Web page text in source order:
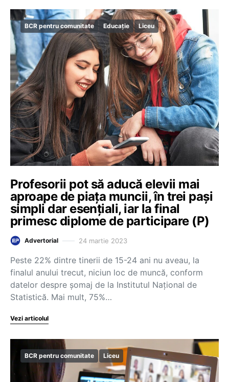
BCR pentru comunitate Educație Liceu
Profesorii pot să aducă elevii mai
aproape de piața muncii, în trei pași
simpli dar esențiali, iar la final
primesc diplome de participare (P)
Advertorial 24 martie 2023
Peste 22% dintre tinerii de 15-24 ani nu aveau, la
finalul anului trecut, niciun loc de muncă, conform
datelor despre șomaj de la Institutul Național de
Statistică. Mai mult, 75%…
Vezi articolul
BCR pentru comunitate Liceu